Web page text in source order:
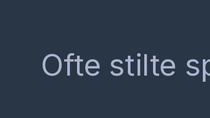
Ofte stilte